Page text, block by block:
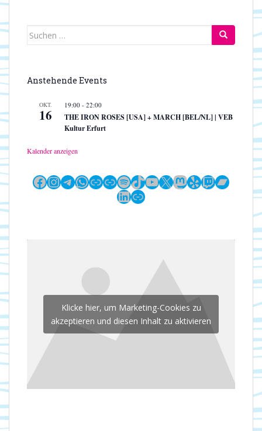
Suchen
Anstehende Events
OKT.
16
19:00 - 22:00
THE IRON ROSES [USA] + MARCH [BEL/NL] | VEB
Kultur Erfurt
Kalender anzeigen
Facebook
Instagram
Telegram
WhatsApp
LinkLinkSpotify
TikTok
YouTube
X Mastodon
YelpTwitch
LinkedIn
Link
Klicke hier, um Marketing-Cookies zu
akzeptieren und diesen Inhalt zu aktivieren